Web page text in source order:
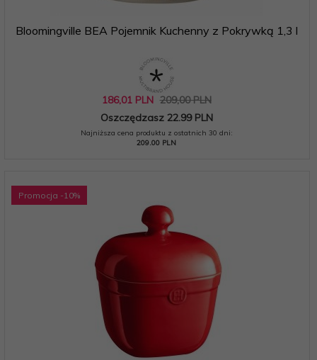
Bloomingville BEA Pojemnik Kuchenny z Pokrywką 1,3 l
186,01 PLN 209,00 PLN
Oszczędzasz 22.99 PLN
Najniższa cena produktu z ostatnich 30 dni:
209.00 PLN
Promocja -10%